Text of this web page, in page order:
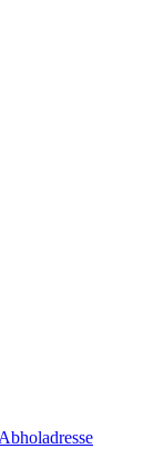
Abholadresse